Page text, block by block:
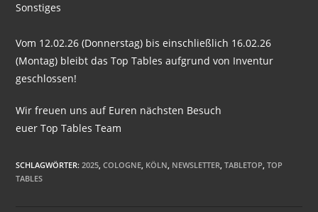
Sonstiges
Vom 12.02.26 (Donnerstag) bis einschließlich 16.02.26
(Montag) bleibt das Top Tables aufgrund von Inventur
geschlossen!
Wir freuen uns auf Euren nächsten Besuch
euer Top Tables Team
SCHLAGWÖRTER:2025, COLOGNE, KÖLN, NEWSLETTER, TABLETOP, TOP
TABLES